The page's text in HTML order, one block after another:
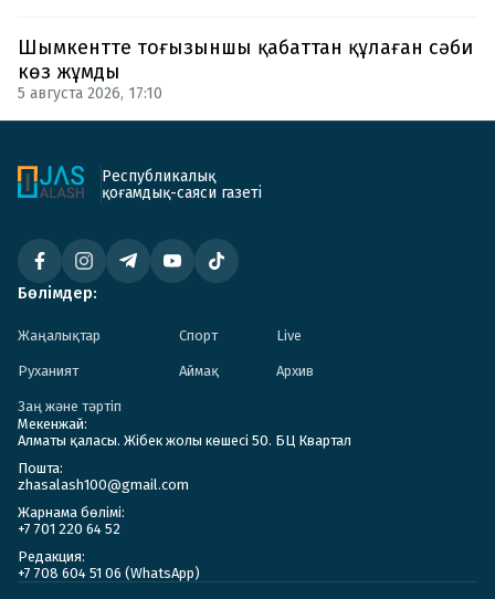
Шымкентте тоғызыншы қабаттан құлаған сәби
көз жұмды
5 августа 2026, 17:10
Республикалық
қоғамдық-саяси газеті
Бөлімдер:
Жаңалықтар Спорт Live
Руханият Аймақ Архив
Заң және тәртіп
Мекенжай:
Алматы қаласы. Жібек жолы көшесі 50. БЦ Квартал
Пошта:
zhasalash100@gmail.com
Жарнама бөлімі:
+7 701 220 64 52
Редакция:
+7 708 604 51 06 (WhatsApp)